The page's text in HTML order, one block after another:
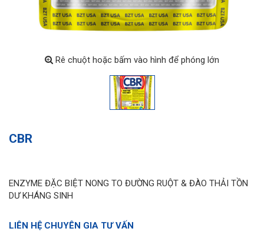
Rê chuột hoặc bấm vào hình để phóng lớn
CBR
ENZYME ĐẶC BIỆT NONG TO ĐƯỜNG RUỘT & ĐÀO THẢI TỒN
DƯ KHÁNG SINH
LIÊN HỆ CHUYÊN GIA TƯ VẤN